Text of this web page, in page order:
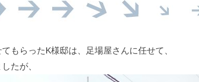
もらったK様邸は、足場屋さんに任せて、
たが、